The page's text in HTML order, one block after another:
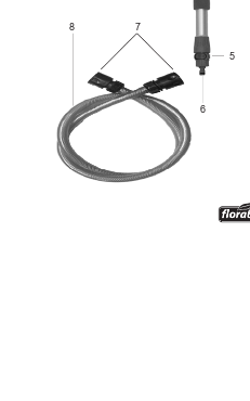
5
6
7
8